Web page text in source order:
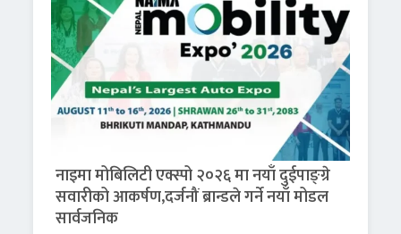
नाइमा मोबिलिटी एक्स्पो २०२६ मा नयाँ दुईपाङ्ग्रे
सवारीको आकर्षण,दर्जनौं ब्रान्डले गर्ने नयाँ मोडल
सार्वजनिक